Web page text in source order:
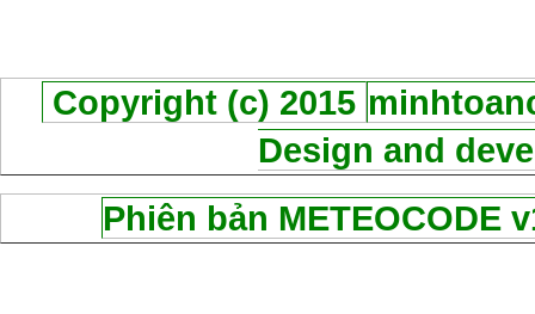
Copyright (c) 2015
Design and
Phiên bản METEOCODE